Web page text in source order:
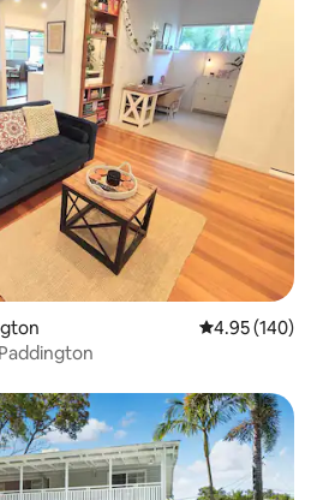
Calificación
4.95 (140)